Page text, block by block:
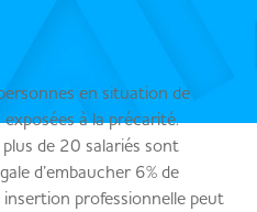
en situation de
à la précarité.
de 20 salariés sont
d’embaucher 6% de
professionnelle peut